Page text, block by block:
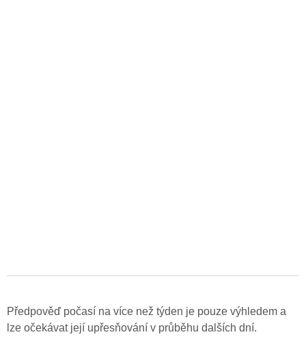
Předpověď počasí na více než týden je pouze výhledem a
lze očekávat její upřesňování v průběhu dalších dní.